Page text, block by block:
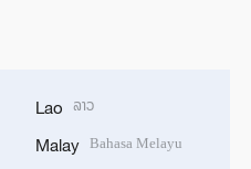
Lao ລາວ
Malay Bahasa Melayu